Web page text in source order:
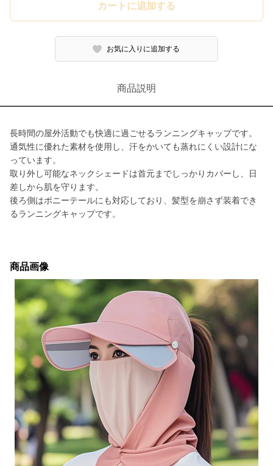
カートに追加する
お気に入りに追加する
商品説明
長時間の屋外活動でも快適に過ごせるランニングキャップです。
通気性に優れた素材を使用し、汗をかいても蒸れにくい設計にな
っています。
取り外し可能なネックシェードは首元までしっかりカバーし、日
差しから肌を守ります。
後ろ側はポニーテールにも対応しており、髪型を崩さず装着でき
るランニングキャップです。
商品画像